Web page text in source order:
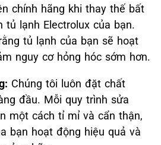
chính hãng khi thay thế bất
tủ lạnh Electrolux của bạn.
tủ lạnh của bạn sẽ hoạt
nguy cơ hỏng hóc sớm hơn.
Chúng tôi luôn đặt chất
đầu. Mỗi quy trình sửa
một cách tỉ mỉ và cẩn thận,
bạn hoạt động hiệu quả và